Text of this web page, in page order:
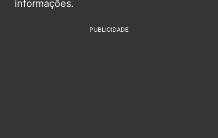
informações.
PUBLICIDADE